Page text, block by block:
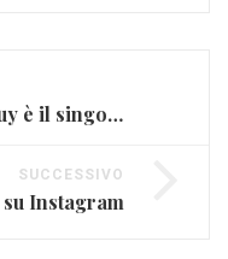
Billie Eilish con Bad Guy è il singolo del 2019
SUCCESSIVO
Instagram